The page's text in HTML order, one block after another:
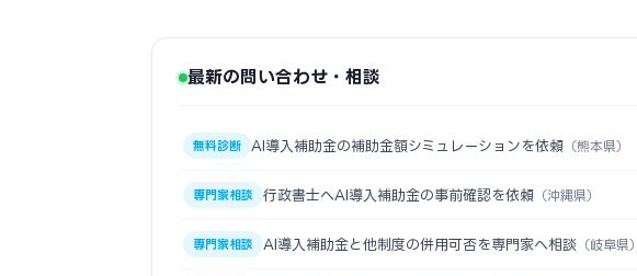
最新の問い合わせ・相談
無料診断 AI導入補助金の補助金額シミュレーションを依頼 （熊本県）
専門家相談 行政書士へAI導入補助金の事前確認を依頼 （沖縄県）
専門家相談 AI導入補助金と他制度の併用可否を専門家へ相談 （岐阜県）